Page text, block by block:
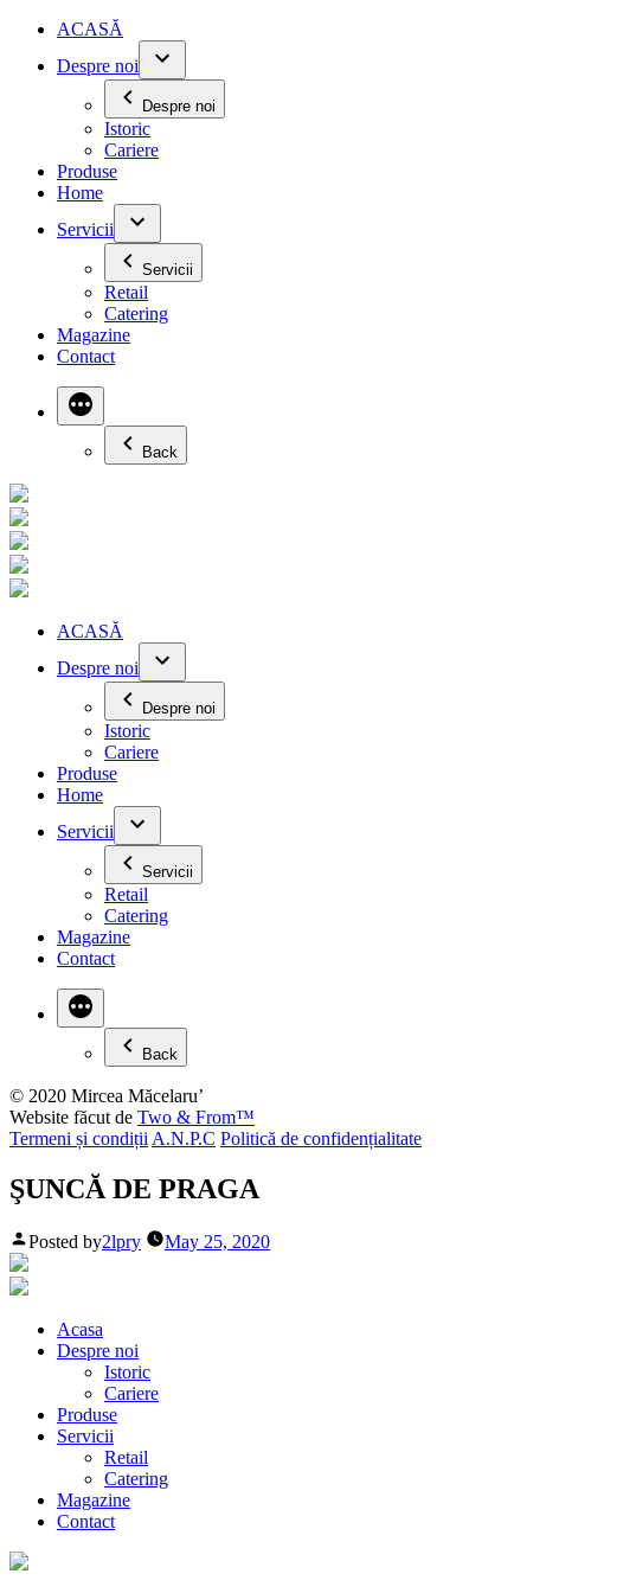
ACASĂ
Despre noi
Despre noi
Istoric
Cariere
Produse
Home
Servicii
Servicii
Retail
Catering
Magazine
Contact
Back
ACASĂ
Despre noi
Despre noi
Istoric
Cariere
Produse
Home
Servicii
Servicii
Retail
Catering
Magazine
Contact
Back
© 2020 Mircea Măcelaru’
Website făcut de Two & From™
Termeni și condiții A.N.P.C Politică de confidențialitate
ŞUNCĂ DE PRAGA
Posted by2lpry May 25, 2020
Acasa
Despre noi
Istoric
Cariere
Produse
Servicii
Retail
Catering
Magazine
Contact